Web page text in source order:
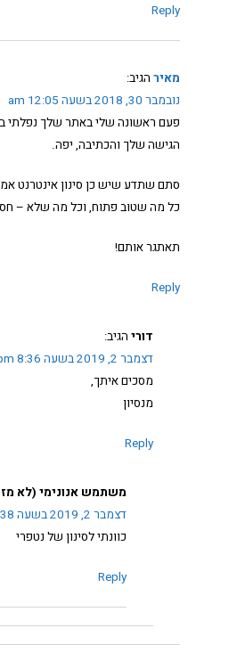
Reply
מאיר הגיב:
נובמבר 30, 2018 בשעה 12:05 am
פעם ראשונה שלי באתר שלך נפלתי
הגישה שלך והכתיבה, יפה.
סתם שתדע שיש כן סינון אינטרנט
כל מה שטוב פתוח, וכל מה שלא –
תאתגר אותם!
Reply
דורי הגיב:
דצמבר 2, 2019 בשעה 8:36 pm
מסכים איתך,
מנסיון
Reply
משתמש אנונימי (לא
דצמבר 2, 2019 בשעה 8:38 pm
כוונתי לסינון של נטפרי
Reply